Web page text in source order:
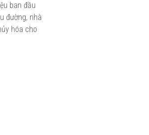
ban đầu
đường, nhà
hóa cho